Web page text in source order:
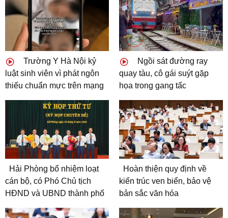
Trường Y Hà Nội kỷ
luật sinh viên vì phát ngôn
thiếu chuẩn mực trên mạng
Ngồi sát đường ray
quay tàu, cô gái suýt gặp
họa trong gang tấc
Hải Phòng bổ nhiệm loạt
cán bộ, có Phó Chủ tịch
HĐND và UBND thành phố
Hoàn thiện quy định về
kiến trúc ven biển, bảo vệ
bản sắc văn hóa